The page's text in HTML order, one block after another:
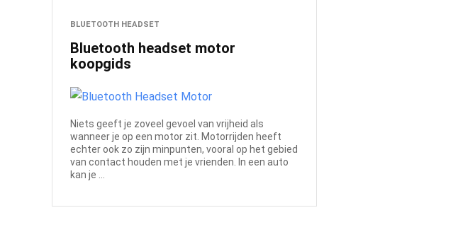
BLUETOOTH HEADSET
Bluetooth headset motor
koopgids
Niets geeft je zoveel gevoel van vrijheid als
wanneer je op een motor zit. Motorrijden heeft
echter ook zo zijn minpunten, vooral op het gebied
van contact houden met je vrienden. In een auto
kan je ...